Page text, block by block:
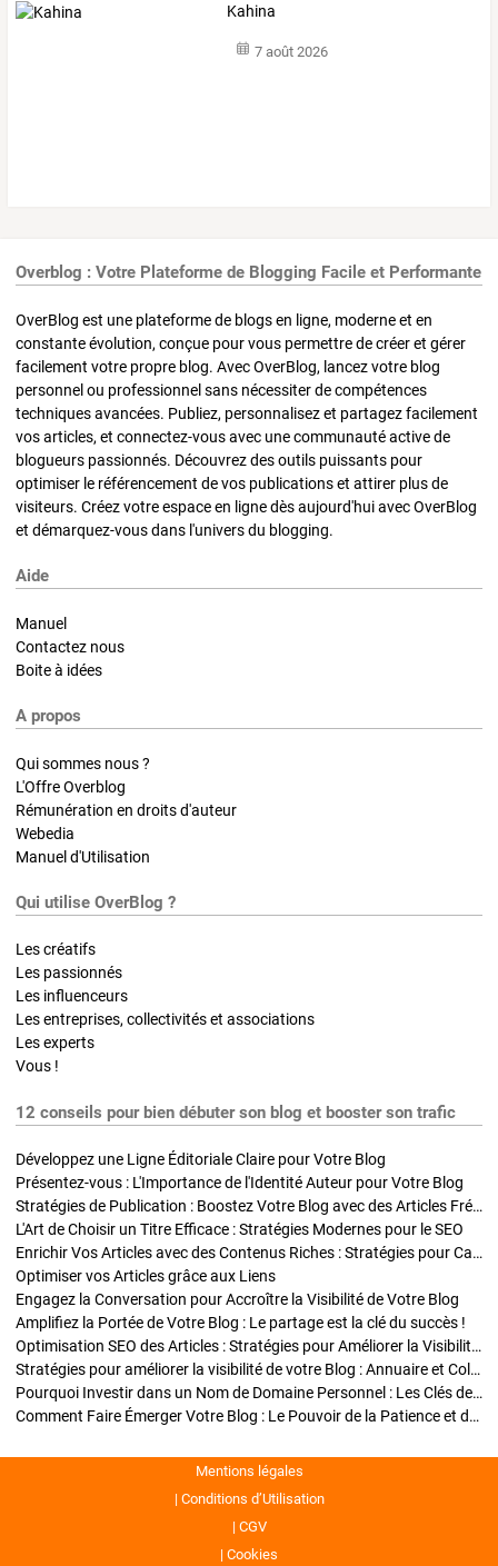
Kahina
7 août 2026
Overblog : Votre Plateforme de Blogging Facile et Performante
OverBlog est une plateforme de blogs en ligne, moderne et en
constante évolution, conçue pour vous permettre de créer et gérer
facilement votre propre blog. Avec OverBlog, lancez votre blog
personnel ou professionnel sans nécessiter de compétences
techniques avancées. Publiez, personnalisez et partagez facilement
vos articles, et connectez-vous avec une communauté active de
blogueurs passionnés. Découvrez des outils puissants pour
optimiser le référencement de vos publications et attirer plus de
visiteurs. Créez votre espace en ligne dès aujourd'hui avec OverBlog
et démarquez-vous dans l'univers du blogging.
Aide
Manuel
Contactez nous
Boite à idées
A propos
Qui sommes nous ?
L'Offre Overblog
Rémunération en droits d'auteur
Webedia
Manuel d'Utilisation
Qui utilise OverBlog ?
Les créatifs
Les passionnés
Les influenceurs
Les entreprises, collectivités et associations
Les experts
Vous !
12 conseils pour bien débuter son blog et booster son trafic
Développez une Ligne Éditoriale Claire pour Votre Blog
Présentez-vous : L'Importance de l'Identité Auteur pour Votre Blog
Stratégies de Publication : Boostez Votre Blog avec des Articles Fréquents et Exclusifs
L'Art de Choisir un Titre Efficace : Stratégies Modernes pour le SEO
Enrichir Vos Articles avec des Contenus Riches : Stratégies pour Captiver et Optimiser
Optimiser vos Articles grâce aux Liens
Engagez la Conversation pour Accroître la Visibilité de Votre Blog
Amplifiez la Portée de Votre Blog : Le partage est la clé du succès !
Optimisation SEO des Articles : Stratégies pour Améliorer la Visibilité de Votre Blog
Stratégies pour améliorer la visibilité de votre Blog : Annuaire et Collaborations
Pourquoi Investir dans un Nom de Domaine Personnel : Les Clés de la Réussite de Votre Blog
Comment Faire Émerger Votre Blog : Le Pouvoir de la Patience et de la Persévérance
Mentions légales
Conditions d’Utilisation
CGV
Cookies